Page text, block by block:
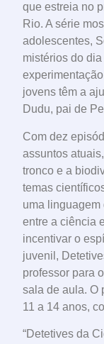
que estreia no
Rio. A série
adolescentes,
mistérios do
jovens têm a
Dudu, pai de
Com dez
assuntos
tronco e a
temas
uma linguagem
entre a ciência
incentivar o
juvenil,
professor para
sala de aula. O
11 a 14 anos,
“Detetives da